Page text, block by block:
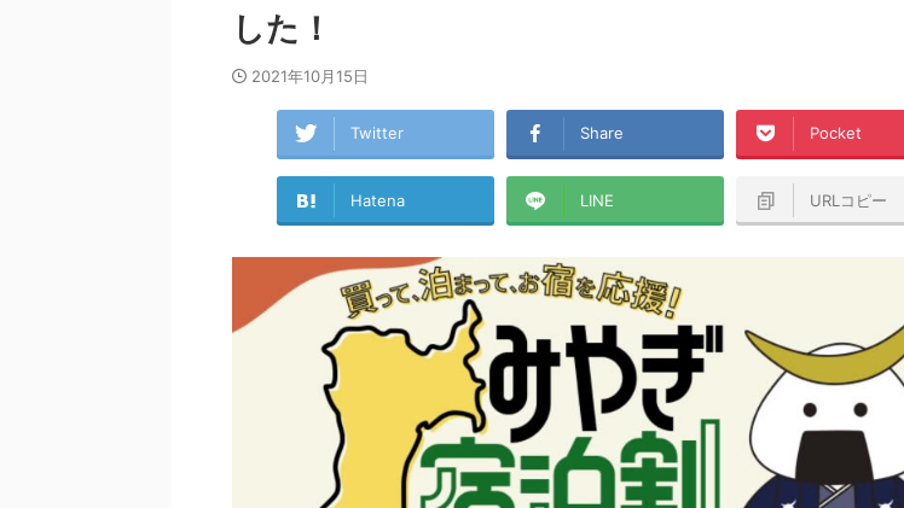
した！
2021年10月15日
Twitter Share Pocket
Hatena LINE URLコピー